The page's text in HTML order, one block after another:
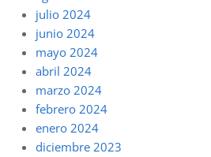
julio 2024
junio 2024
mayo 2024
abril 2024
marzo 2024
febrero 2024
enero 2024
diciembre 2023